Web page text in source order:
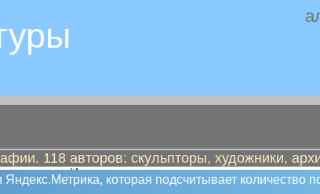
118 авторов: скульпторы, художники,
которая подсчитывает количество
Иногда к валуну